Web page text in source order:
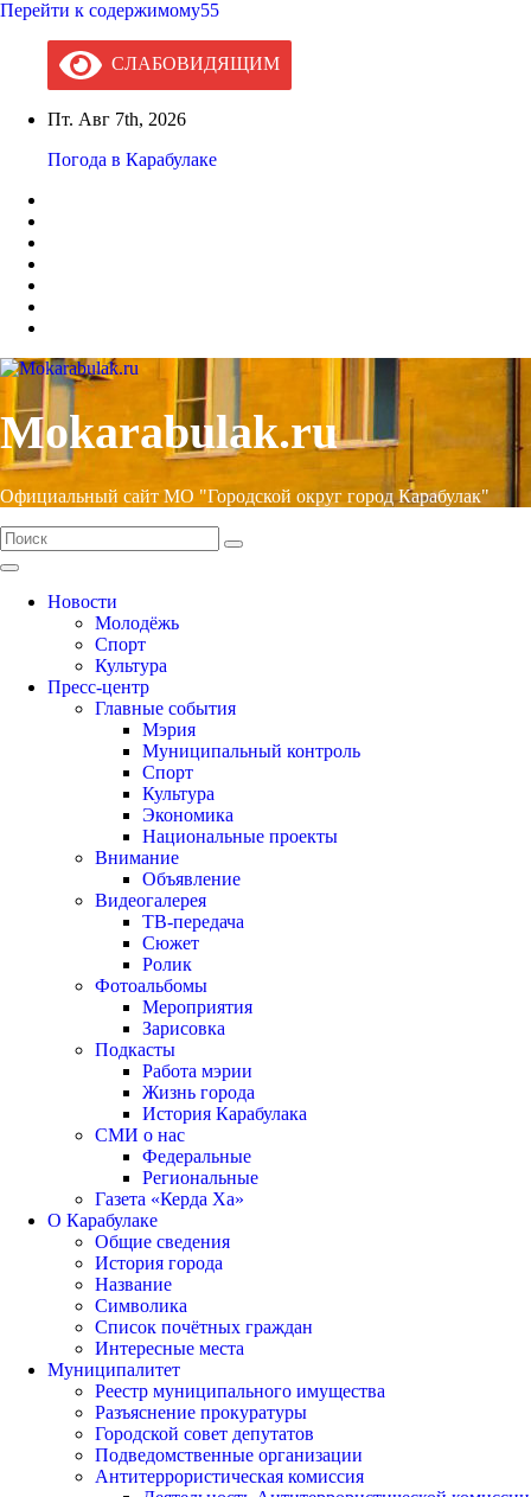
Перейти к содержимому55
СЛАБОВИДЯЩИМ
Пт. Авг 7th, 2026
Погода в Карабулаке
Mokarabulak.ru
Официальный сайт МО "Городской округ город Карабулак"
Новости
Молодёжь
Спорт
Культура
Пресс-центр
Главные события
Мэрия
Муниципальный контроль
Спорт
Культура
Экономика
Национальные проекты
Внимание
Объявление
Видеогалерея
ТВ-передача
Сюжет
Ролик
Фотоальбомы
Мероприятия
Зарисовка
Подкасты
Работа мэрии
Жизнь города
История Карабулака
СМИ о нас
Федеральные
Региональные
Газета «Керда Ха»
О Карабулаке
Общие сведения
История города
Название
Символика
Список почётных граждан
Интересные места
Муниципалитет
Реестр муниципального имущества
Разъяснение прокуратуры
Городской совет депутатов
Подведомственные организации
Антитеррористическая комиссия